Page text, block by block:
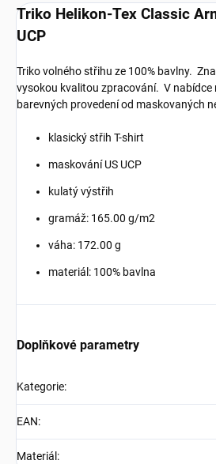
Triko Helikon-Tex Classic
UCP
Triko volného střihu ze 100% bavlny.
vysokou kvalitou zpracování. V nabídce
barevných provedení od maskovaných
klasický střih T-shirt
maskování US UCP
kulatý výstřih
gramáž: 165.00 g/m2
váha: 172.00 g
materiál: 100% bavlna
Doplňkové parametry
Kategorie:
EAN:
Materiál :